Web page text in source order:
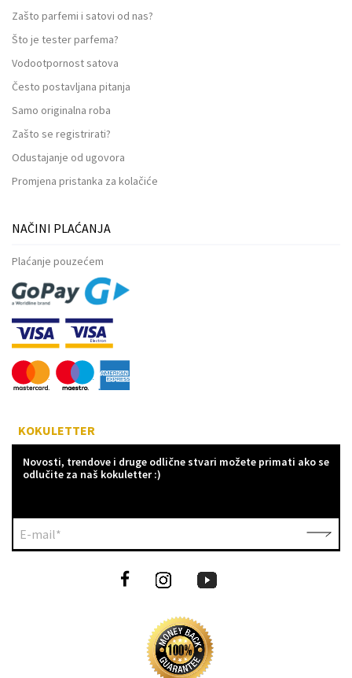
Zašto parfemi i satovi od nas?
Što je tester parfema?
Vodootpornost satova
Često postavljana pitanja
Samo originalna roba
Zašto se registrirati?
Odustajanje od ugovora
Promjena pristanka za kolačiće
NAČINI PLAĆANJA
Plaćanje pouzećem
KOKULETTER
Novosti, trendove i druge odlične stvari možete primati ako se
odlučite za naš kokuletter :)
E-mail*